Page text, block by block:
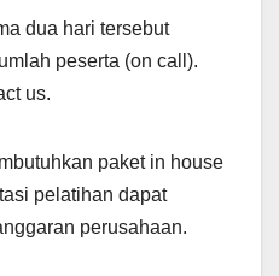
dua hari tersebut
peserta (on call).
us.
paket in house
pelatihan dapat
perusahaan.